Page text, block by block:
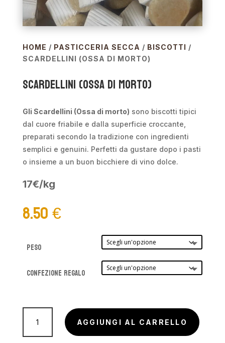
HOME / PASTICCERIA SECCA / BISCOTTI /
SCARDELLINI (OSSA DI MORTO)
Scardellini (Ossa di morto)
Gli Scardellini (Ossa di morto) sono biscotti tipici
dal cuore friabile e dalla superficie croccante,
preparati secondo la tradizione con ingredienti
semplici e genuini. Perfetti da gustare dopo i pasti
o insieme a un buon bicchiere di vino dolce.
17€/kg
8.50€
Peso
Confezione Regalo
Scardellini
(Ossa
di
AGGIUNGI AL CARRELLO